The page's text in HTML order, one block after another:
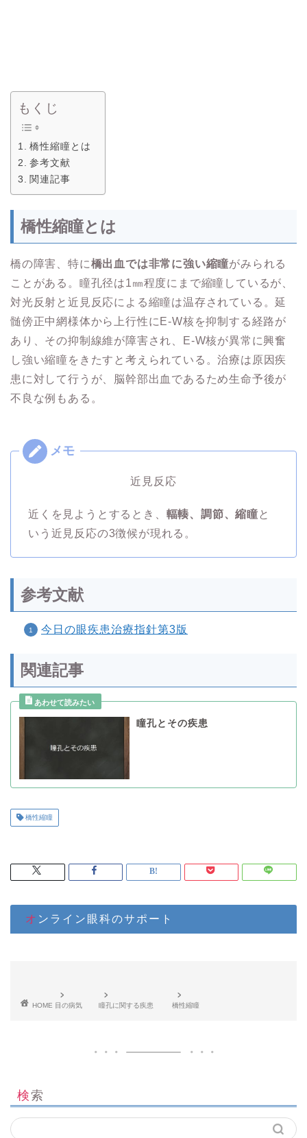
もくじ
橋性縮瞳とは
参考文献
関連記事
橋性縮瞳とは
橋の障害、特に橋出血では非常に強い縮瞳がみられる
ことがある。瞳孔径は1㎜程度にまで縮瞳しているが、
対光反射と近見反応による縮瞳は温存されている。延
髄傍正中網様体から上行性にE-W核を抑制する経路が
あり、その抑制線維が障害され、E-W核が異常に興奮
し強い縮瞳をきたすと考えられている。治療は原因疾
患に対して行うが、脳幹部出血であるため生命予後が
不良な例もある。
近見反応
近くを見ようとするとき、 輻輳、調節、縮瞳 と
いう近見反応の3徴候が現れる。
参考文献
今日の眼疾患治療指針第3版
関連記事
瞳孔とその疾患
橋性縮瞳
オンライン眼科のサポート
HOME 目の病気 瞳孔に関する疾患 橋性縮瞳
検索